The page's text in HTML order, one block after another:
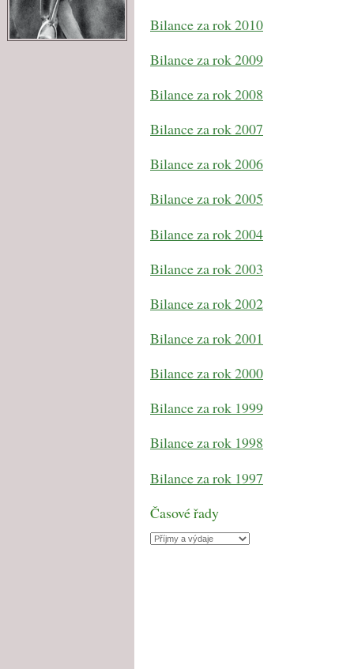
Bilance za rok 2010
Bilance za rok 2009
Bilance za rok 2008
Bilance za rok 2007
Bilance za rok 2006
Bilance za rok 2005
Bilance za rok 2004
Bilance za rok 2003
Bilance za rok 2002
Bilance za rok 2001
Bilance za rok 2000
Bilance za rok 1999
Bilance za rok 1998
Bilance za rok 1997
Časové řady